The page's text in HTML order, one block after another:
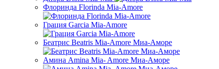
Флоринда Florinda Mia-Amore
Грация Garcia Mia-Amore
Беатрис Beatris Mia-Amore Миа-Аморе
Амина Amina Mia- Amore Миа-Аморе